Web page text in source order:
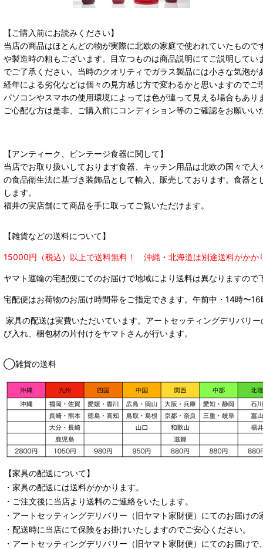
【ご購入前にお読みください】
当店の商品はほとんどの物が実際に北欧の家庭で使われていたもの
や製造時の粗もございます。目立つものは商品説明にてご説明して
でご了承ください。当時のクオリティでガラス製品には小さな気泡が
経年による劣化などは個々の見方感じ方で変わるかと思いますのでご
パソコンやスマホの使用環境によっては色が違って見える場合もあ
ご心配な方は是非、ご購入前にコンディション等のご確認をお願い
【アンティーク、ビンテージ食器に関して】
当店でお取り扱いしております食器、キッチン用品は北欧の国々で
の食品衛生法に基づき装飾品として輸入、販売しております。食器
します。
福井の実店舗にて商品を手に取ってご覧いただけます。
【雑貨などの送料について】
15000円（税込）以上で送料無料！ 沖縄・北海道は別途送料がかか
ヤマト運輸の宅配便にてのお届けで地域により送料は異なりますので
宅配便はお荷物のお届け時間帯をご指定できます。 午前中・14時〜
家具の配送は実費いただいています。アートセッティングデリバリ
び入れ、梱包材の片付けをヤマトさんが行います。
◯雑貨の送料
【家具の配送について】
・家具の配送には送料がかかります。
・ご注文後に当店より送料のご連絡をいたします。
・ アートセッティングデリバリー （旧ヤマト家財便） にてのお届けの
・配送時に当店にて保険をお掛けいたしますのでご安心ください。
・ アートセッティングデリバリー （旧ヤマト家財便） にてのお届けで